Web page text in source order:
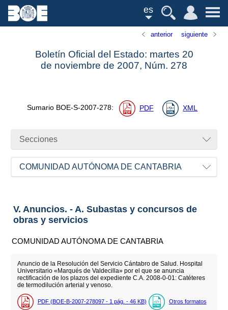
es
anterior siguiente
Boletín Oficial del Estado: martes 20
de noviembre de 2007, Núm. 278
Sumario BOE-S-2007-278: PDF XML
Secciones
COMUNIDAD AUTÓNOMA DE CANTABRIA
V. Anuncios. - A. Subastas y concursos de
obras y servicios
COMUNIDAD AUTÓNOMA DE CANTABRIA
Anuncio de la Resolución del Servicio Cántabro de Salud. Hospital
Universitario «Marqués de Valdecilla» por el que se anuncia
rectificación de los plazos del expediente C.A. 2008-0-01: Catéteres
de termodilución arterial y venoso.
PDF (BOE-B-2007-278097 - 1 pág. - 46 KB) Otros formatos